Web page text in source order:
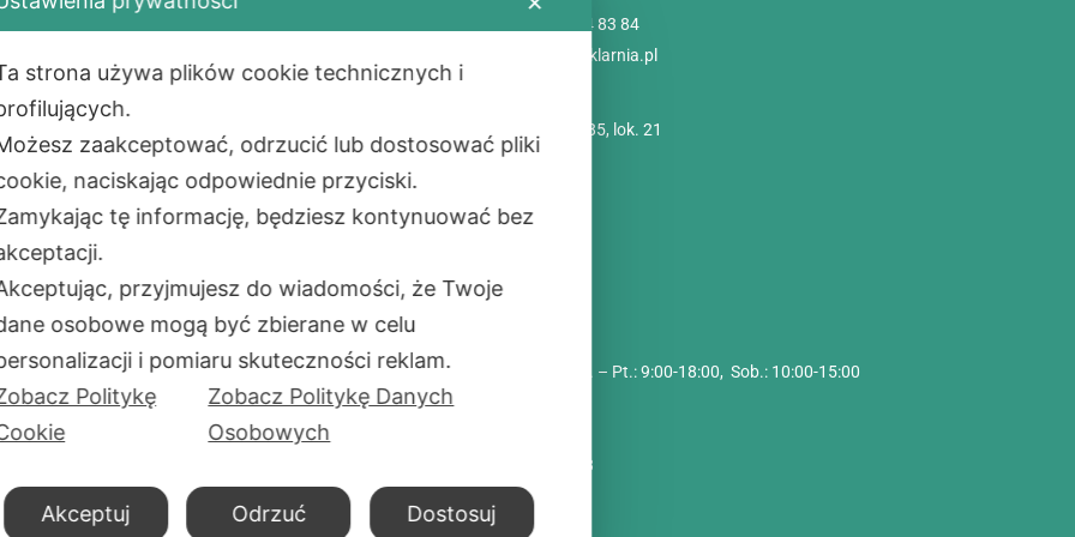
płatności
Regulamin
Polityka prywatności
Montaż
Сzęste pytania
Uwaga: niektóre funkcje strony mogą nie działać
z powodu wybranych przez Ciebie opcji
prywatności.
+48 786 84 83 84
info@poliszklarnia.pl
Aleje Jerozolimskie 85, lok. 21
Warszawa
05-270 Marki
Godziny pracy:
Pon. – Pt.: 9:00-18:00, Sob.: 10:00-15:00
PoliPro SP.Z O. O.
383088713
strona używa plików cookie technicznych i
zaakceptować, odrzucić lub dostosować pliki
naciskając odpowiednie przyciski.
tę informację, będziesz kontynuować bez
przyjmujesz do wiadomości, że Twoje
osobowe mogą być zbierane w celu
i pomiaru skuteczności reklam.
Politykę
Zobacz Politykę Danych
Osobowych
Akceptuj Odrzuć Dostosuj